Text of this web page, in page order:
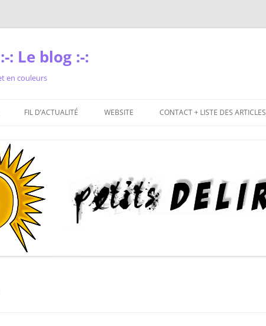
: Le blog :-:
en couleurs
FIL D’ACTUALITÉ WEBSITE CONTACT + LISTE DES ARTICLES